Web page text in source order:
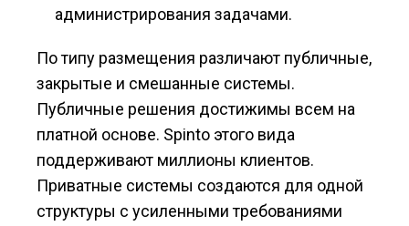
администрирования задачами.
По типу размещения различают публичные,
закрытые и смешанные системы.
Публичные решения достижимы всем на
платной основе. Spinto этого вида
поддерживают миллионы клиентов.
Приватные системы создаются для одной
структуры с усиленными требованиями